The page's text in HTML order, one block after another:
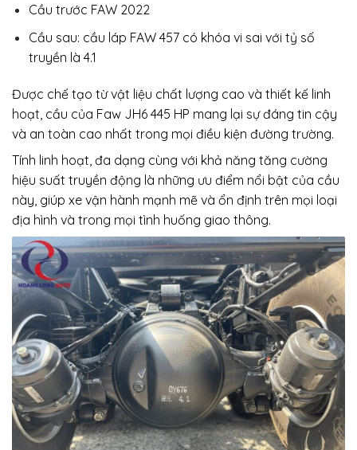
Cầu trước FAW 2022
Cầu sau: cầu láp FAW 457 có khóa vi sai với tỷ số
truyền là 4.1
Được chế tạo từ vật liệu chất lượng cao và thiết kế linh
hoạt, cầu của Faw JH6 445 HP mang lại sự đáng tin cậy
và an toàn cao nhất trong mọi điều kiện đường trường.
Tính linh hoạt, đa dạng cùng với khả năng tăng cường
hiệu suất truyền động là những ưu điểm nổi bật của cầu
này, giúp xe vận hành mạnh mẽ và ổn định trên mọi loại
địa hình và trong mọi tình huống giao thông.